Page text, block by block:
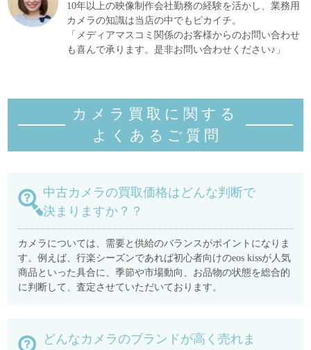
10年以上の映像制作会社勤務の経験を活かし、業務用
カメラの知識は当店の中でもピカイチ。
「メディアマスコミ関係のお客様からのお問い合わせ
も喜んで承ります。是非お問い合わせください♪」
カメラ買取に関する
よくあるご質 問
中古カメラの買取価格はどんな判断で
決まりますか？？
カメラについては、需要と供給のバランスがポイントになりま
す。例えば、行楽シーズンであれば初心者向けのeos kissが人気
商品といった具合に、季節や市場動向、お品物の状態を総合的
に判断して、査定させていただいております。
どんなカメラのブランドが高く売れま